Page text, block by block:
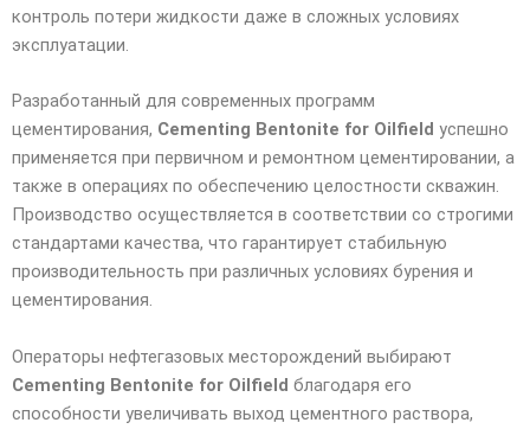
контроль потери жидкости даже в сложных условиях
эксплуатации.
Разработанный для современных программ
цементирования, Cementing Bentonite for Oilfield успешно
применяется при первичном и ремонтном цементировании, а
также в операциях по обеспечению целостности скважин.
Производство осуществляется в соответствии со строгими
стандартами качества, что гарантирует стабильную
производительность при различных условиях бурения и
цементирования.
Операторы нефтегазовых месторождений выбирают
Cementing Bentonite for Oilfield благодаря его
способности увеличивать выход цементного раствора,